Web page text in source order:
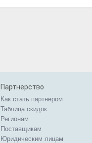
Партнерство
Как стать партнером
Таблица скидок
Регионам
Поставщикам
Юридическим лицам